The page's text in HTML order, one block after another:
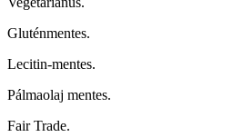
Gluténmentes.
Lecitin-mentes.
Pálmaolaj mentes.
Fair Trade.